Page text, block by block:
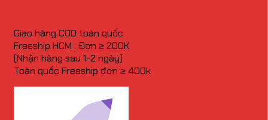
Giao hàng COD toàn quốc
Freeship HCM : Đơn ≥ 200K
(Nhận hàng sau 1-2 ngày)
Toàn quốc Freeship đơn ≥ 400k